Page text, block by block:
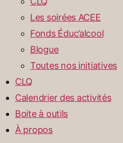
Les soirées ACEE
Fonds Éduc’alcool
Blogue
Toutes nos initiatives
CLQ
Calendrier des activités
Boite à outils
À propos